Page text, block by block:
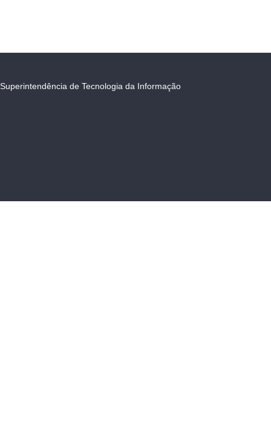
Superintendência de Tecnologia da Informação